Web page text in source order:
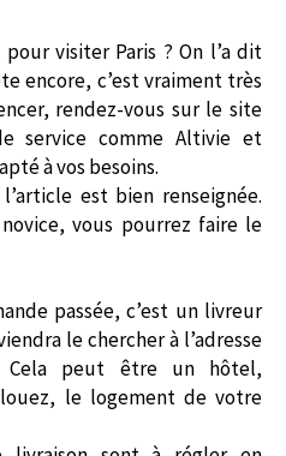
visiter Paris ? On l’a dit
encore, c’est vraiment très
rendez-vous sur le site
service comme Altivie et
à vos besoins.
est bien renseignée.
vous pourrez faire le
passée, c’est un livreur
le chercher à l’adresse
Cela peut être un hôtel,
le logement de votre